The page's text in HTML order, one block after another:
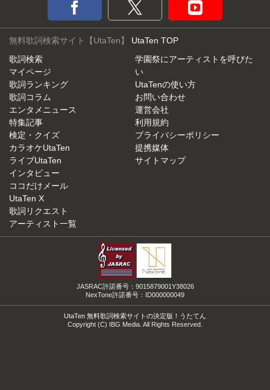
無料歌詞検索サイト【UtaTen】 UtaTen TOP
歌詞検索
マイページ
歌詞ランキング
歌詞コラム
エンタメニュース
特集記事
検定・クイズ
カラオケUtaTen
ライブUtaTen
インタビュー
ココだけメール
UtaTen X
歌詞リクエスト
アーティスト一覧
学園祭にアーティストを呼びた
い
UtaTenの使い方
お問い合わせ
運営会社
利用規約
プライバシーポリシー
提携媒体
サイトマップ
JASRAC許諾番号：9015879001Y38026
NexTone許諾番号：ID000000049
UtaTen 無料歌詞検索サイトの決定版！うたてん
Copyright (C) IBG Media. All Rights Reserved.